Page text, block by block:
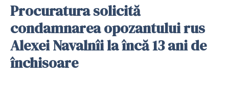
Procuratura solicită
condamnarea opozantului rus
Alexei Navalnîi la încă 13 ani de
închisoare